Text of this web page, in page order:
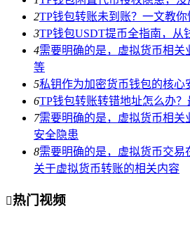
2TP钱包转账未到账？一文教
3TP钱包USDT提币全指南，从
4需要明确的是，虚拟货币相
等
5私钥作为加密货币钱包的核
6TP钱包转账转错地址怎么办
7需要明确的是，虚拟货币相
安全隐患
8需要明确的是，虚拟货币交
关于虚拟货币转账的相关内容
热门视频